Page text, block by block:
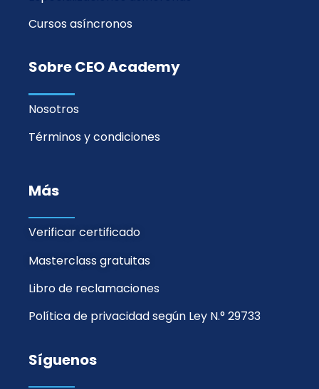
Cursos asíncronos
Sobre CEO Academy
Nosotros
Términos y condiciones
Más
Verificar certificado
Masterclass gratuitas
Libro de reclamaciones
Política de privacidad según Ley N.° 29733
Síguenos